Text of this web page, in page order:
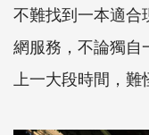
不難找到一本適合
網服務，不論獨自
上一大段時間，難